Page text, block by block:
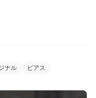
ナル ピアス